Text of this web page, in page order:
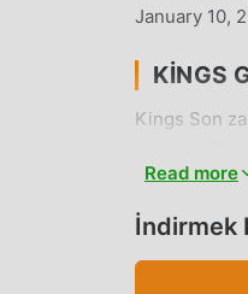
January 10,
KINGS
Kings Son
en iyi
böylece
Kings
Read more
İndirmek